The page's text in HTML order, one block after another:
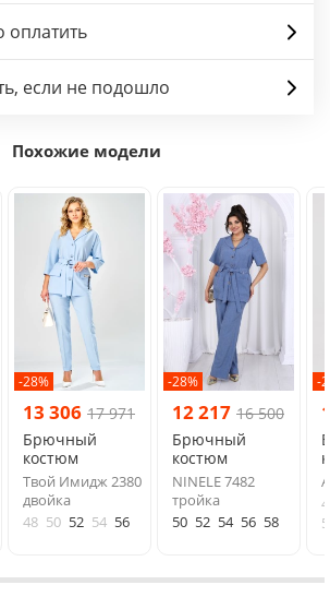
если не подошло
Похожие модели
-28%
13 306 17 971
Брючный
костюм
Твой Имидж 2380
двойка
48 50 52 54 56
-28%
12 217 16 500
Брючный
костюм
NINELE 7482
тройка
50 52 54 56 58
-